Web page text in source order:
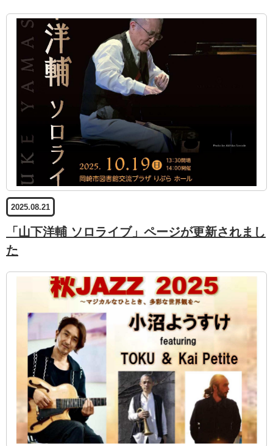
2025.08.21
「山下洋輔 ソロライブ」ページが更新されまし
た